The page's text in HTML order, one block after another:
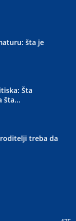
šta je
Šta
šta...
treba da